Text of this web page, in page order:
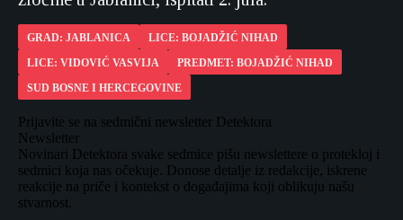
GRAD: JABLANICA
LICE: BOJADŽIĆ NIHAD
LICE: VIDOVIĆ VASVIJA
PREDMET: BOJADŽIĆ NIHAD
SUD BOSNE I HERCEGOVINE
Prijavite se na sedmični newsletter Detektora
Newsletter
Novinari Detektora svake sedmice pišu newslettere o protekloj i
sedmici koja nas očekuje. Donose detalje iz redakcije, iskrene
reakcije na priče i kontekst o događajima koji oblikuju našu
stvarnost.